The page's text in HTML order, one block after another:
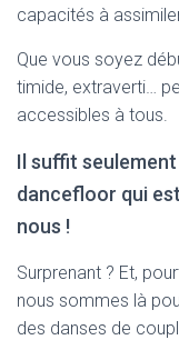
capacités à
Que vous soyez
timide, extraverti…
accessibles à tous.
Il suffit
dancefloor qui
nous !
Surprenant ? Et,
nous sommes là
des danses de